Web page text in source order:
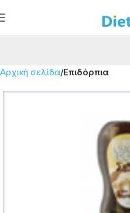
Αρχική σελίδα Επιδόρπια